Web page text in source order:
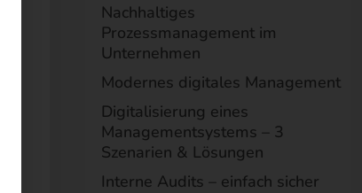
Nachhaltiges
Prozessmanagement im
Unternehmen
Modernes digitales Management
Digitalisierung eines
Managementsystems – 3
Szenarien & Lösungen
Interne Audits – einfach sicher